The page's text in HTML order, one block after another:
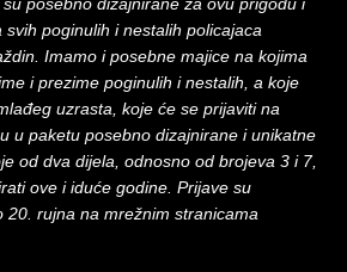
posebno dizajnirane za ovu prigodu i
poginulih i nestalih policajaca
Imamo i posebne majice na kojima
i prezime poginulih i nestalih, a koje
uzrasta, koje će se prijaviti na
u paketu posebno dizajnirane i unikatne
od dva dijela, odnosno od brojeva 3 i 7,
ove i iduće godine. Prijave su
20. rujna na mrežnim stranicama